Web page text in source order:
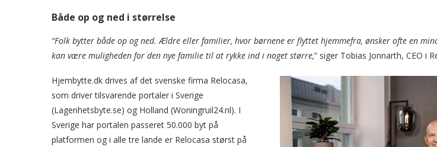
Både op og ned i størrelse
“Folk bytter både op og ned. Ældre eller familier, hvor børnene er flyttet hjemmefra, ønsker ofte en
kan være muligheden for den nye familie til at rykke ind i noget større,” siger Tobias Jonnarth, CEO i
Hjembytte.dk drives af det svenske firma Relocasa,
som driver tilsvarende portaler i Sverige
(Lagenhetsbyte.se) og Holland (Woningruil24.nl). I
Sverige har portalen passeret 50.000 byt på
platformen og i alle tre lande er Relocasa størst på